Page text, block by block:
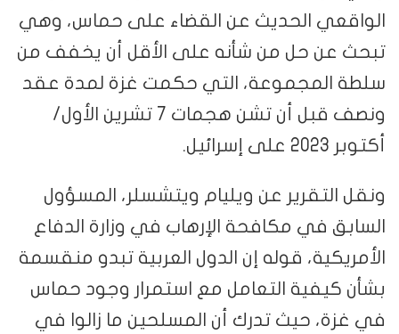
الواقعي الحديث عن القضاء على حماس، وهي
تبحث عن حل من شأنه على الأقل أن يخفف من
سلطة المجموعة، التي حكمت غزة لمدة عقد
ونصف قبل أن تشن هجمات 7 تشرين الأول/
أكتوبر 2023 على إسرائيل.
ونقل التقرير عن ويليام ويتشسلر، المسؤول
السابق في مكافحة الإرهاب في وزارة الدفاع
الأمريكية، قوله إن الدول العربية تبدو منقسمة
بشأن كيفية التعامل مع استمرار وجود حماس
في غزة، حيث تدرك أن المسلحين ما زالوا في